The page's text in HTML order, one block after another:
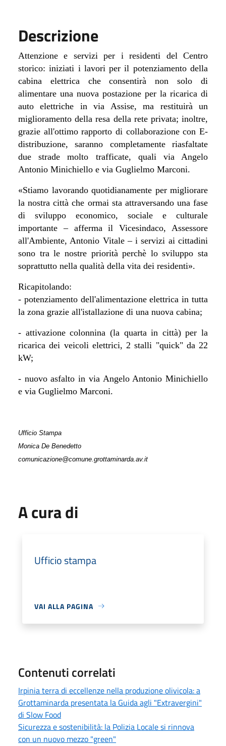
Descrizione
Attenzione e servizi per i residenti del Centro
storico: iniziati i lavori per il potenziamento della
cabina elettrica che consentirà non solo di
alimentare una nuova postazione per la ricarica di
auto elettriche in via Assise, ma restituirà un
miglioramento della resa della rete privata; inoltre,
grazie all'ottimo rapporto di collaborazione con E-
distribuzione, saranno completamente riasfaltate
due strade molto trafficate, quali via Angelo
Antonio Minichiello e via Guglielmo Marconi.
«Stiamo lavorando quotidianamente per migliorare
la nostra città che ormai sta attraversando una fase
di sviluppo economico, sociale e culturale
importante – afferma il Vicesindaco, Assessore
all'Ambiente, Antonio Vitale – i servizi ai cittadini
sono tra le nostre priorità perchè lo sviluppo sta
soprattutto nella qualità della vita dei residenti».
Ricapitolando:
- potenziamento dell'alimentazione elettrica in tutta
la zona grazie all'istallazione di una nuova cabina;
- attivazione colonnina (la quarta in città) per la
ricarica dei veicoli elettrici, 2 stalli "quick" da 22
kW;
- nuovo asfalto in via Angelo Antonio Minichiello
e via Guglielmo Marconi.
Ufficio Stampa
Monica De Benedetto
comunicazione@comune.grottaminarda.av.it
A cura di
Ufficio stampa
VAI ALLA PAGINA
Contenuti correlati
Irpinia terra di eccellenze nella produzione olivicola: a
Grottaminarda presentata la Guida agli "Extravergini"
di Slow Food
Sicurezza e sostenibilità: la Polizia Locale si rinnova
con un nuovo mezzo "green"